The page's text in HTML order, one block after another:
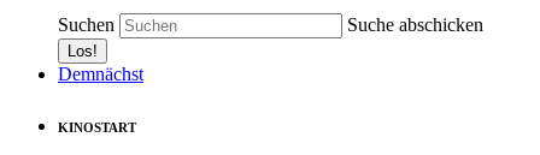
Suchen Suche abschicken
Demnächst
KINOSTART